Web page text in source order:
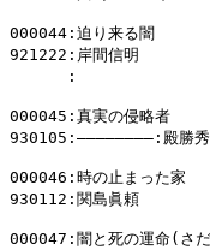
000044:迫り来る闇
921222:岸間信明
:
000045:真実の侵略者
930105:――――――――:殿
000046:時の止まった家
930112:関島眞頼
000047:闇と死の運命(さ